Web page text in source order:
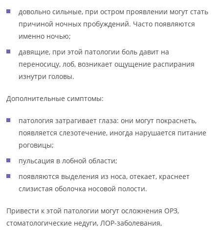
довольно сильные, при остром проявлении могут стать
причиной ночных пробуждений. Часто появляются
именно ночью;
давящие, при этой патологии боль давит на
переносицу, лоб, возникает ощущение распирания
изнутри головы.
Дополнительные симптомы:
патология затрагивает глаза: они могут покраснеть,
появляется слезотечение, иногда нарушается питание
роговицы;
пульсация в лобной области;
появляются выделения из носа, отекает, краснеет
слизистая оболочка носовой полости.
Привести к этой патологии могут осложнения ОРЗ,
стоматологические недуги, ЛОР-заболевания,